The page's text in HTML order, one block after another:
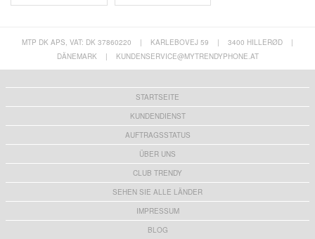
MTP DK APS, VAT: DK 37860220 | KARLEBOVEJ 59 | 3400 HILLERØD
|
DÄNEMARK
| KUNDENSERVICE@MYTRENDYPHONE.AT
STARTSEITE
KUNDENDIENST
AUFTRAGSSTATUS
ÜBER UNS
CLUB TRENDY
SEHEN SIE ALLE LÄNDER
IMPRESSUM
BLOG